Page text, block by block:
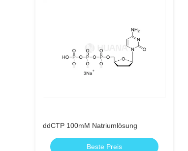
ddCTP 100mM Natriumlösung
Beste Preis